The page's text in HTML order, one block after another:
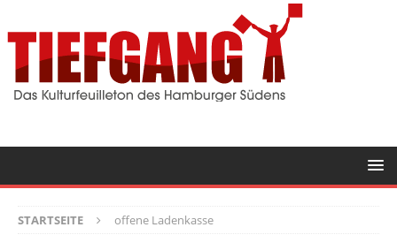
STARTSEITE offene Ladenkasse